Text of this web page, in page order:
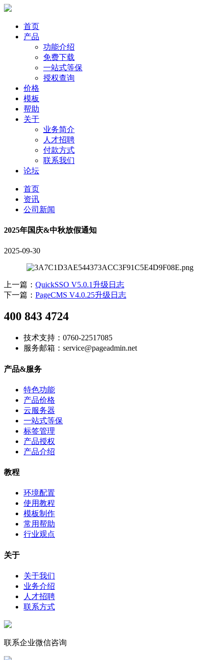
首页
产品
功能介绍
免费下载
一站式等保
授权查询
价格
模板
帮助
关于
业务简介
人才招聘
付款方式
联系我们
论坛
首页
资讯
公司新闻
2025年国庆&中秋放假通知
2025-09-30
上一篇： QuickSSO V5.0.1升级日志
下一篇： PageCMS V4.0.25升级日志
400 843 4724
技术支持：0760-22517085
服务邮箱：service@pageadmin.net
产品&服务
特色功能
产品价格
云服务器
一站式等保
标签管理
产品授权
产品介绍
教程
环境配置
使用教程
模板制作
常用帮助
行业观点
关于
关于我们
业务介绍
人才招聘
联系方式
联系企业微信咨询